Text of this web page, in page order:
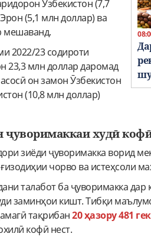
Ӯзбекистон (7,7
(5,1 млн доллар) ва
мешаванд.
2022/23 содироти
23,3 млн доллар даромад
он замон Ӯзбекистон
(10,8 млн доллар)
ҷуворимаккаи худӣ
зиёди ҷуворимакка ворид
чорво ва истеҳсоли
талабот ба ҷуворимакка
заминҳои кишт. Тибқи
тақрибан20 ҳазору 481
кофӣ нест.